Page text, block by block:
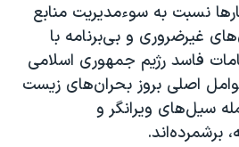
نسبت به سوءمدیریت منابع
غیرضروری و بی‌برنامه با
فاسد رژیم جمهوری اسلامی
اصلی بروز بحران‌های زیست
سیل‌های ویرانگر و